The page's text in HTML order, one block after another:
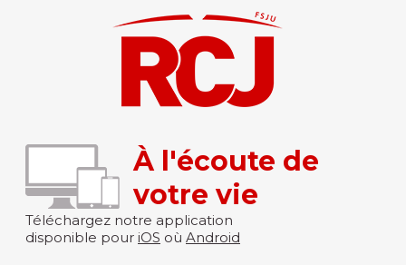
À l'écoute de
votre vie
Téléchargez notre application
disponible pour iOS où Android